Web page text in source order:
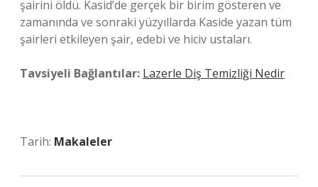
şairini öldü. Kasid’de gerçek bir birim gösteren ve
zamanında ve sonraki yüzyıllarda Kaside yazan tüm
şairleri etkileyen şair, edebi ve hiciv ustaları.
Tavsiyeli Bağlantılar: Lazerle Diş Temizliği Nedir
Tarih: Makaleler